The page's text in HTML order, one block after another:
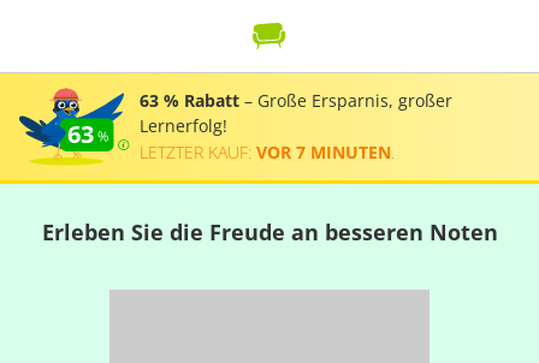
63
63 % Rabatt – Große Ersparnis, großer
Lernerfolg!
LETZTER KAUF: VOR 7 MINUTEN
Erleben Sie die Freude an besseren Noten